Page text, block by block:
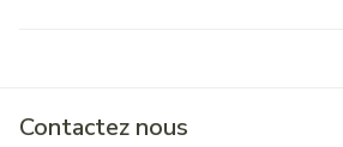
Contactez nous